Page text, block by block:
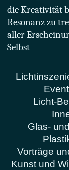
die Kreativität
Resonanz zu
aller
Selbst
Licht-
Glas-
Vorträge
Kunst und